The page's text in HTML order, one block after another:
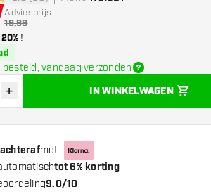
Adviesprijs:
19,99
20% !
vandaag verzonden
hoeveelheid
Verhoog hoeveelheid
+ IN WINKELWAGEN
met
tot 6% korting
9.0/10